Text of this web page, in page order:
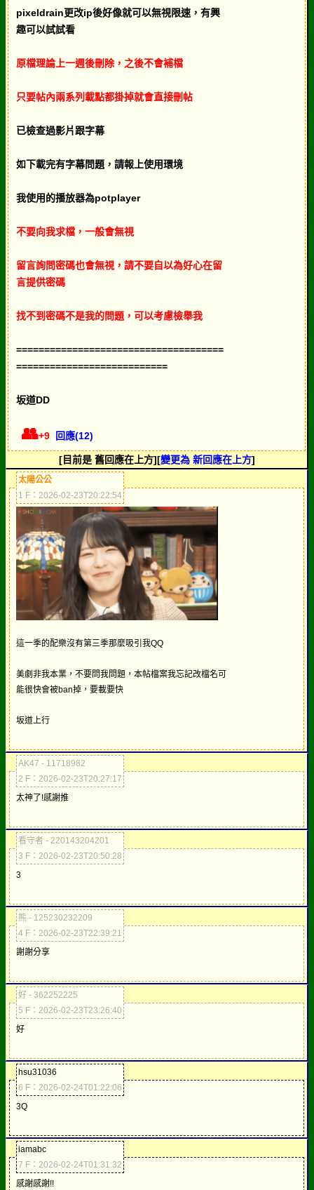
pixeldrain更改ip後好像就可以無視限速，有興
趣可以試試看
原檔理論上一週後刪除，之後不會補檔
只要帖內兩系列載點都掛掉就會直接刪帖
已檢查過影片跟字幕
如下載完有字幕問題，請報上使用環境
我使用的播放器為potplayer
不要向我求檔，一般會無視
留言詢問密碼也會無視，請不要自以為好心在留
言提供密碼
找不到密碼不是我的問題，可以考慮檢舉我
=====================================
===========================
坂道DD
👥+9 回應(12)
[目前是 舊回應在上方][變更為 新回應在上方]
太陽公公
1 F：2026-02-23T20:22:54
這一季的配樂沒有第三季那麼吸引我QQ
美劇非我本業，不要問我問題，本帖檔案我忘記改檔名可
能很快會被ban掉，要載要快
坂道上行
AK47 - 11718982
2 F：2026-02-23T20:27:17
太神了!感謝推
看守者 - 220143204201
3 F：2026-02-23T20:50:28
3
熊 - 125230232209
4 F：2026-02-23T22:39:21
謝謝分享
好 - 362252225
5 F：2026-02-23T23:26:40
好
hsu31036
6 F：2026-02-24T01:22:06
3Q
iamabc
7 F：2026-02-24T01:31:32
感謝感謝!!